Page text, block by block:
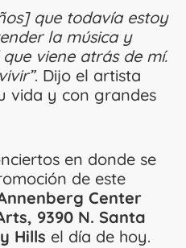
que todavía estoy
la música y
viene atrás de mí.
. Dijo el artista
vida y con grandes
en donde se
de este
Center
9390 N. Santa
Hills el día de hoy.